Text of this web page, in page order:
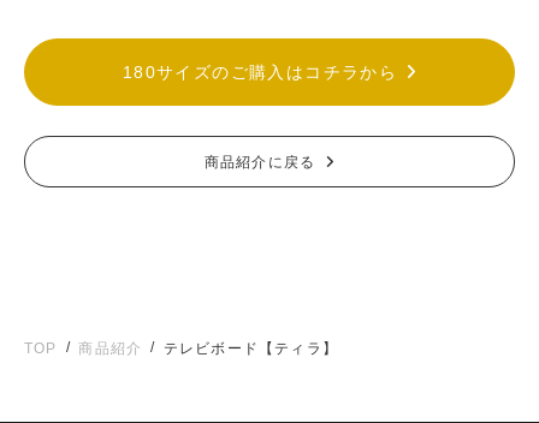
180サイズのご購入はコチラから
商品紹介に戻る
TOP / 商品紹介 / テレビボード【ティラ】